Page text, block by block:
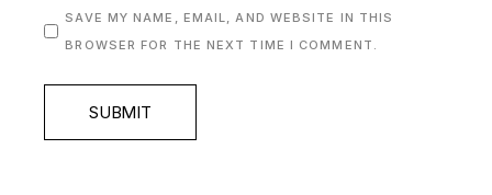
SAVE MY NAME, EMAIL, AND WEBSITE IN THIS
BROWSER FOR THE NEXT TIME I COMMENT.
SUBMIT